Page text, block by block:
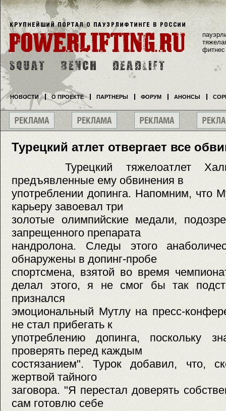
Турецкий атлет отвергает все
Турецкий тяжелоатлет
предъявленные ему обвинения в
употреблении допинга. Напомним, что
карьеру завоевал три
золотые олимпийские медали,
запрещенного препарата
нандролона. Следы этого
обнаружены в допинг-пробе
спортсмена, взятой во время
делал этого, я не смог бы так
признался
эмоциональный Мутлу на пресс-
не стал прибегать к
употреблению допинга, поскольку
проверять перед каждым
состязанием". Турок добавил, что,
жертвой тайного
заговора. "Я перестал доверять
сам готовлю себе
фитнес
НОВОСТИ О ПРОЕКТЕ ПАРТНЕРЫ ФОРУМ АНОНСЫ